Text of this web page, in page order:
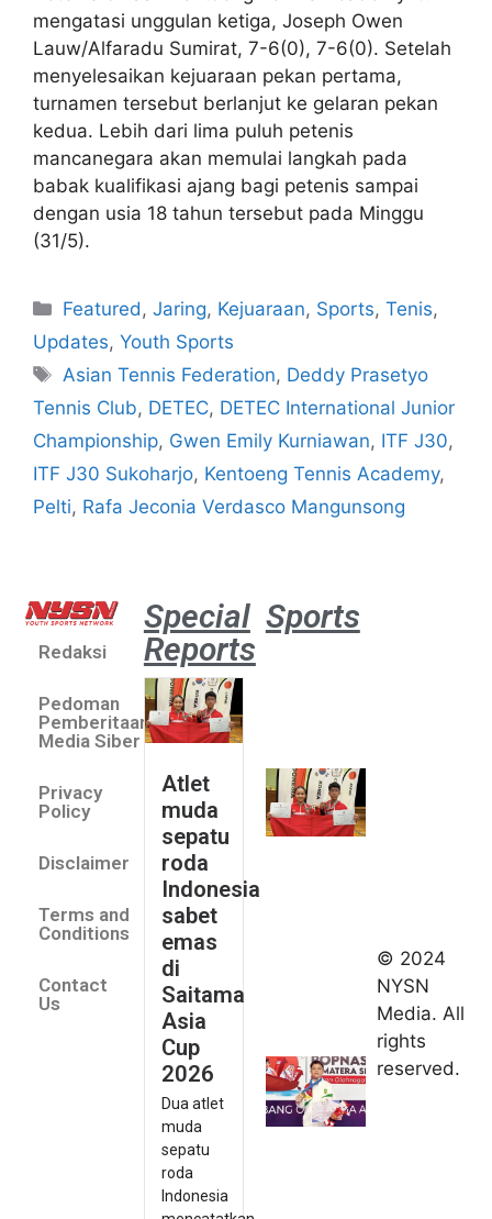
mengatasi unggulan ketiga, Joseph Owen
Lauw/Alfaradu Sumirat, 7-6(0), 7-6(0). Setelah
menyelesaikan kejuaraan pekan pertama,
turnamen tersebut berlanjut ke gelaran pekan
kedua. Lebih dari lima puluh petenis
mancanegara akan memulai langkah pada
babak kualifikasi ajang bagi petenis sampai
dengan usia 18 tahun tersebut pada Minggu
(31/5).
Featured,Jaring, Kejuaraan, Sports,Tenis,
Updates, Youth Sports
Asian Tennis Federation, Deddy Prasetyo
Tennis Club, DETEC, DETEC International Junior
Championship, Gwen Emily Kurniawan, ITF J30,
ITF J30 Sukoharjo, Kentoeng Tennis Academy,
Pelti, Rafa Jeconia Verdasco Mangunsong
Redaksi
Pedoman
Pemberitaan
Media Siber
Privacy
Policy
Disclaimer
Terms and
Conditions
Contact
Us
Special
Reports
Atlet
muda
sepatu
roda
Indonesia
sabet
emas
di
Saitama
Asia
Cup
2026
Dua atlet
muda
sepatu
roda
Indonesia
Sports
2026
Indonesia
kirim tiga
lifter
muda ke
© 2024
NYSN
Media. All
rights
reserved.